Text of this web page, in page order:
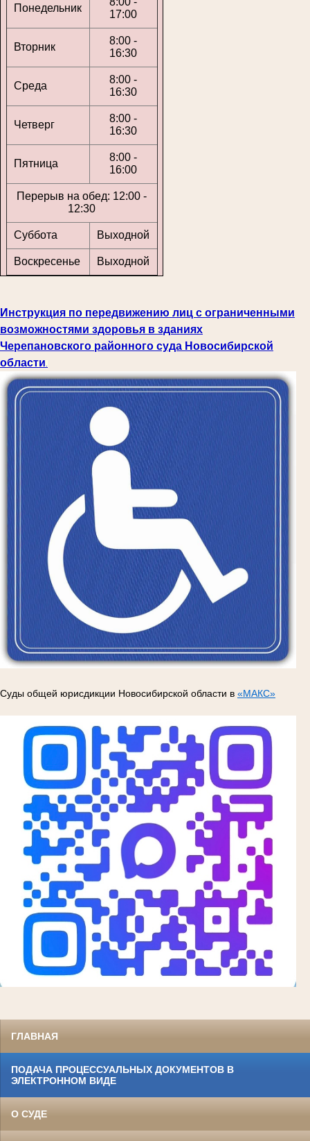
Понедельник
17:00
Вторник
8:00 -
16:30
Среда
8:00 -
16:30
Четверг
8:00 -
16:30
Пятница
8:00 -
16:00
Перерыв на обед: 12:00 -
12:30
Суббота Выходной
Воскресенье Выходной
Инструкция по передвижению лиц с ограниченными
возможностями здоровья в зданиях
Черепановского районного суда Новосибирской
области
Суды общей юрисдикции Новосибирской области в «МАКС»
ГЛАВНАЯ
ПОДАЧА ПРОЦЕССУАЛЬНЫХ ДОКУМЕНТОВ В
ЭЛЕКТРОННОМ ВИДЕ
О СУДЕ